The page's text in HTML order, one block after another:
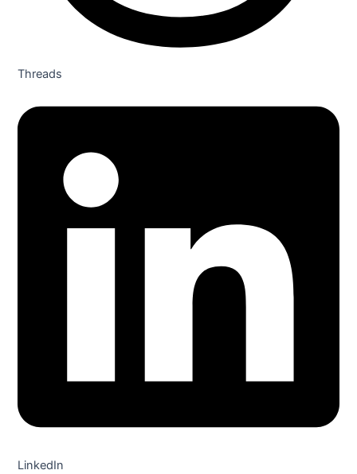
Threads
LinkedIn